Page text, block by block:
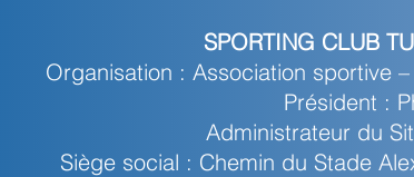
SPORTING CLUB
Organisation : Association sportive
Président :
Administrateur du
Siège social : Chemin du Stade